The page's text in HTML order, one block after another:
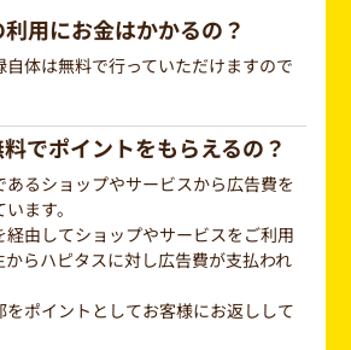
用にお金はかかるの？
体は無料で行っていただけますので
でポイントをもらえるの？
あるショップやサービスから広告費を
ます。
経由してショップやサービスをご利用
らハピタスに対し広告費が支払われ
をポイントとしてお客様にお返しして